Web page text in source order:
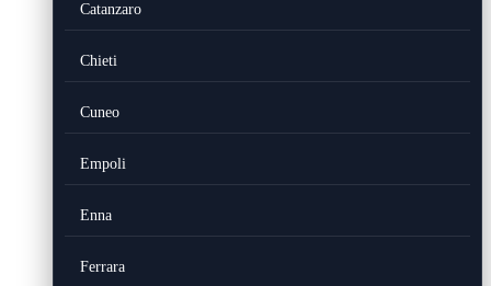
Catanzaro
Chieti
Cuneo
Empoli
Enna
Ferrara